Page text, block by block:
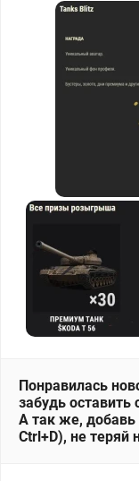
Понравилась
забудь
А так же,
Ctrl+D), не теряй